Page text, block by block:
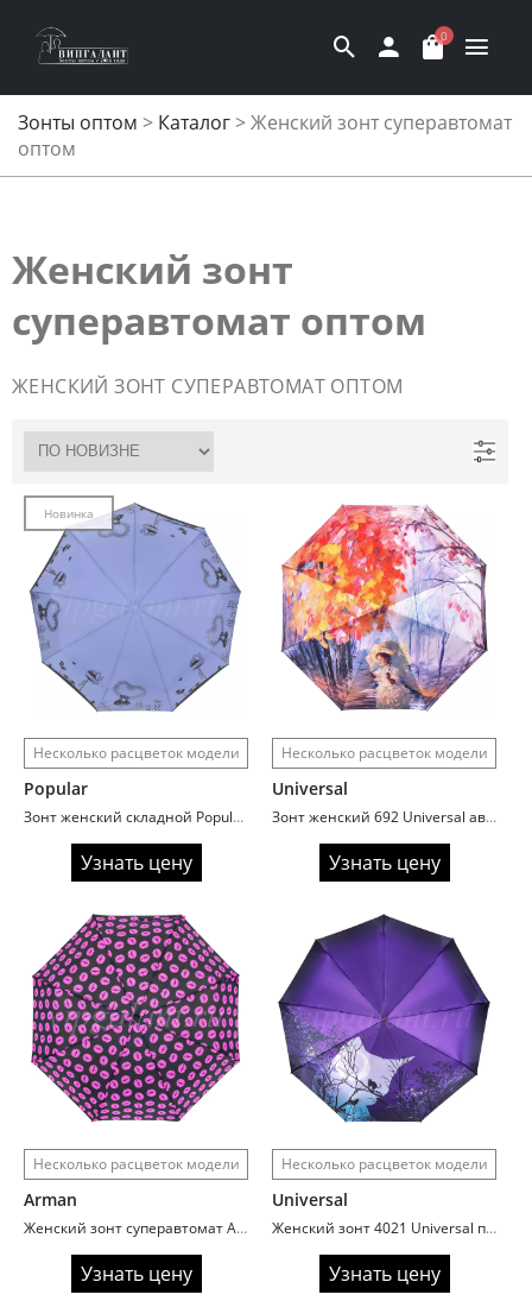
0
Зонты оптом > Каталог>Женский зонт суперавтомат
оптом
Женский зонт
суперавтомат оптом
ЖЕНСКИЙ ЗОНТ СУПЕРАВТОМАТ ОПТОМ
Новинка
Несколько расцветок модели
Popular
Зонт женский складной Popular 816 Glitter
Узнать цену
Несколько расцветок модели
Universal
Зонт женский 692 Universal автомат сатин painting
Узнать цену
Несколько расцветок модели
Arman
Женский зонт суперавтомат Arman 3040A Pink lips
Узнать цену
Несколько расцветок модели
Universal
Женский зонт 4021 Universal полный автомат с кошками
Узнать цену